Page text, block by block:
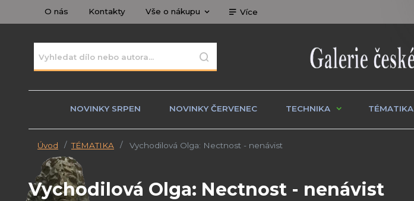
O nás Kontakty Vše o nákupu Více
NOVINKY SRPEN NOVINKY ČERVENEC TECHNIKA TÉMATIKA
Úvod TÉMATIKA Vychodilová Olga: Nectnost - nenávist
Vychodilová Olga: Nectnost - nenávist